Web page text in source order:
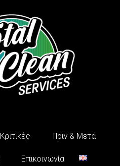
Κριτικές Πριν & Μετά
Επικοινωνία